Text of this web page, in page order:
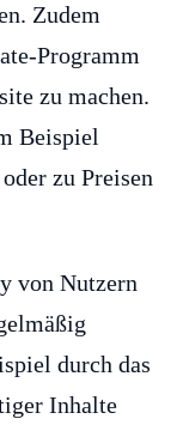
Zudem
Programm
zu machen.
Beispiel
zu Preisen
von Nutzern
durch das
Inhalte